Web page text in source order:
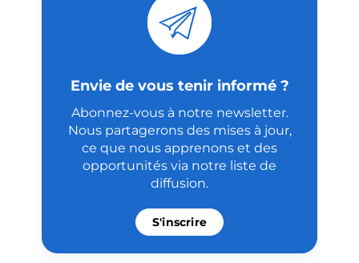
Envie de vous tenir informé ?
Abonnez-vous à notre newsletter.
Nous partagerons des mises à jour,
ce que nous apprenons et des
opportunités via notre liste de
diffusion.
S'inscrire